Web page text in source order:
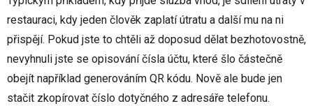
restauraci, kdy jeden člověk zaplatí útratu a další mu na ni
přispějí. Pokud jste to chtěli až doposud dělat bezhotovostně,
nevyhnuli jste se opisování čísla účtu, které šlo částečně
obejít například generováním QR kódu. Nově ale bude jen
stačit zkopírovat číslo dotyčného z adresáře telefonu.